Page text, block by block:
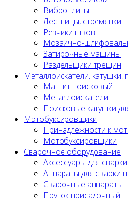
Виброплиты
Лестницы, стремянки
Резчики швов
Мозаично-
Затирочные машины
Раздельщики трещин
Металлоискатели,
Магнит поисковый
Металлоискатели
Поисковые катушки
Мотобуксировщики
Принадлежности к
Мотобуксировщики
Сварочное оборудование
Аксессуары для сварки
Аппараты для сварки
Сварочные аппараты
Пруток присадочный